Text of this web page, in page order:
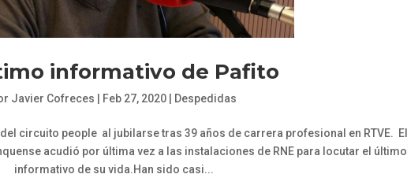
informativo de Pafito
Javier Cofreces Feb 27, 2020 Despedidas
circuito people al jubilarse tras 39 años de carrera profesional en RTVE. El
acudió por última vez a las instalaciones de RNE para locutar el último
informativo de su vida.Han sido casi...